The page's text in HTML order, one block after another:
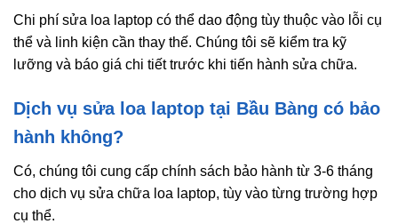
Chi phí sửa loa laptop có thể dao động tùy thuộc vào lỗi cụ
thể và linh kiện cần thay thế. Chúng tôi sẽ kiểm tra kỹ
lưỡng và báo giá chi tiết trước khi tiến hành sửa chữa.
Dịch vụ sửa loa laptop tại Bầu Bàng có bảo
hành không?
Có, chúng tôi cung cấp chính sách bảo hành từ 3-6 tháng
cho dịch vụ sửa chữa loa laptop, tùy vào từng trường hợp
cụ thể.